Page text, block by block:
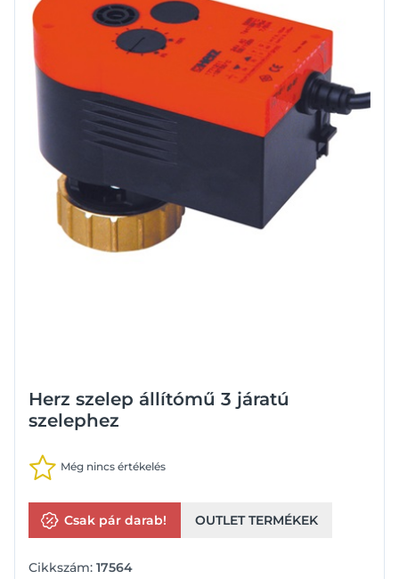
Herz szelep állítómű 3 járatú
szelephez
Még nincs értékelés
Csak pár darab! OUTLET TERMÉKEK
Cikkszám: 17564